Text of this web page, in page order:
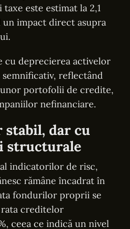
este estimat la 2,1
un impact direct asupra
cu deprecierea activelor
reflectând
portofolii de credite,
nefinanciare.
stabil, dar cu
structurale
indicatorilor de risc,
rămâne încadrat în
fondurilor proprii se
rata creditelor
ceea ce indică un nivel